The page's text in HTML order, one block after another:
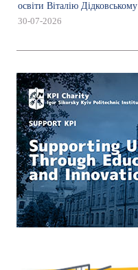
освіти Віталію Дідковському
30-07-2026